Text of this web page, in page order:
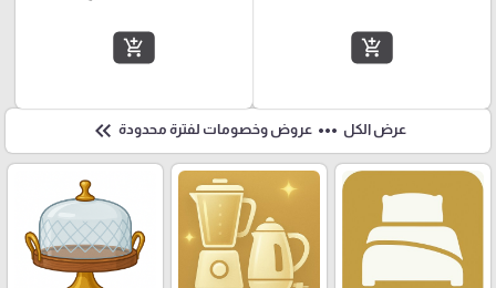
add_shopping_cart
add_shopping_cart
عرض الكل more_horiz عروض وخصومات لفترة محدودة keyboard_double_arrow_left